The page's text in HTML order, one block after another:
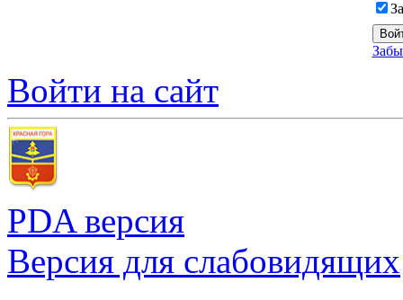
Войти на сайт
PDA версия
Версия для слабовидящих